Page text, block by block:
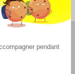
pendant